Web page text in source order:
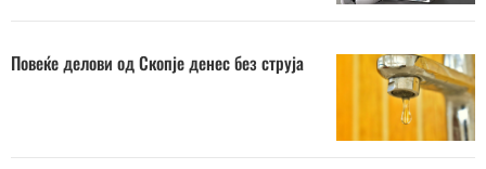
Повеќе делови од Скопје денес без струја